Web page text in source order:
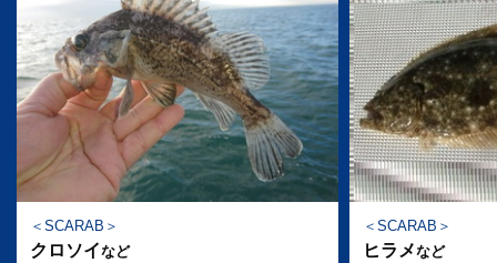
SCARAB
クロソイなど
SCARAB
ヒラメなど